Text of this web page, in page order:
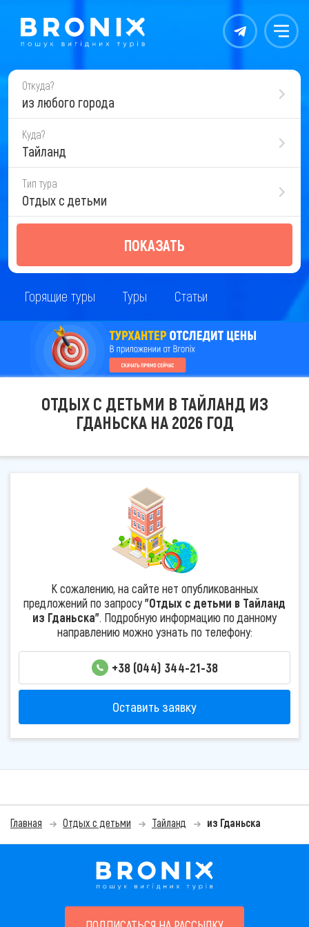
Контакты Меню
Откуда?
из любого города
Куда?
Тайланд
Тип тура
Отдых с детьми
ПОКАЗАТЬ
Горящие туры Туры Статьи
ОТДЫХ С ДЕТЬМИ В ТАЙЛАНД ИЗ
ГДАНЬСКА НА 2026 ГОД
К сожалению, на сайте нет опубликованных
предложений по запросу"Отдых с детьми в Тайланд
из Гданьска". Подробную информацию по данному
направлению можно узнать по телефону:
+38 (044) 344-21-38
Оставить заявку
Главная Отдых с детьми Тайланд из Гданьска